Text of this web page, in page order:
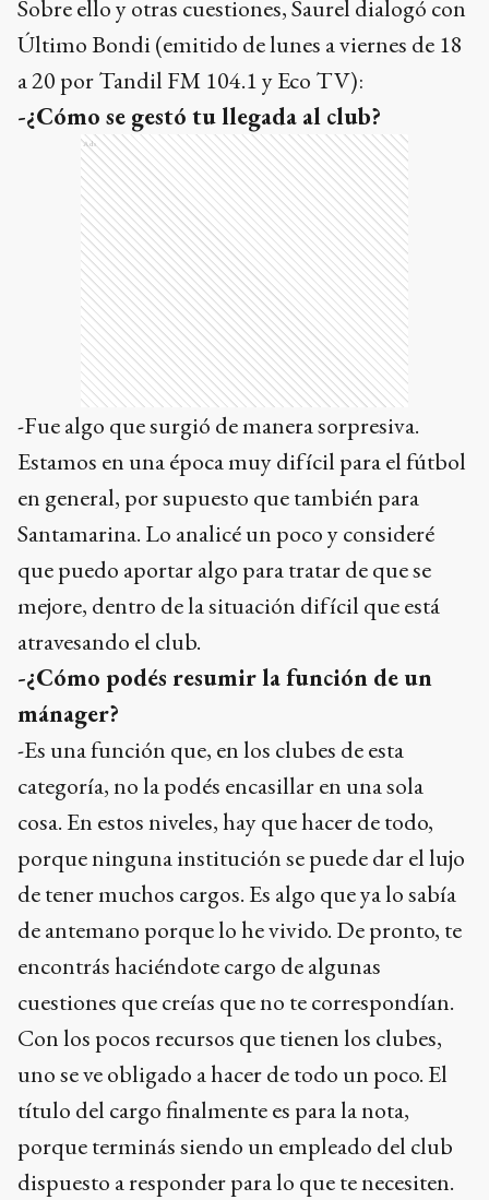
Sobre ello y otras cuestiones, Saurel dialogó con
Último Bondi (emitido de lunes a viernes de 18
a 20 por Tandil FM 104.1 y Eco TV):
-¿Cómo se gestó tu llegada al club?
Ads
-Fue algo que surgió de manera sorpresiva.
Estamos en una época muy difícil para el fútbol
en general, por supuesto que también para
Santamarina. Lo analicé un poco y consideré
que puedo aportar algo para tratar de que se
mejore, dentro de la situación difícil que está
atravesando el club.
-¿Cómo podés resumir la función de un
mánager?
-Es una función que, en los clubes de esta
categoría, no la podés encasillar en una sola
cosa. En estos niveles, hay que hacer de todo,
porque ninguna institución se puede dar el lujo
de tener muchos cargos. Es algo que ya lo sabía
de antemano porque lo he vivido. De pronto, te
encontrás haciéndote cargo de algunas
cuestiones que creías que no te correspondían.
Con los pocos recursos que tienen los clubes,
uno se ve obligado a hacer de todo un poco. El
título del cargo finalmente es para la nota,
porque terminás siendo un empleado del club
dispuesto a responder para lo que te necesiten.